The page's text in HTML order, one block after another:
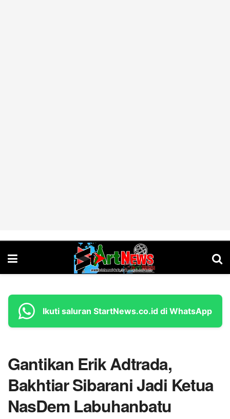
Ikuti saluran StartNews.co.id di WhatsApp
Gantikan Erik Adtrada,
Bakhtiar Sibarani Jadi Ketua
NasDem Labuhanbatu